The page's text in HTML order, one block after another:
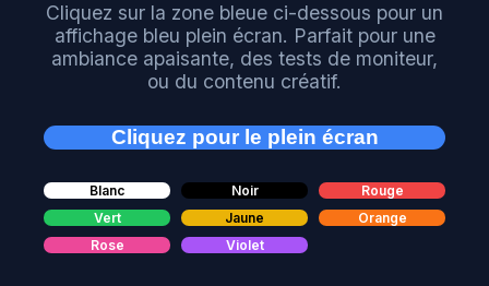
Cliquez sur la zone bleue ci-dessous pour un
affichage bleu plein écran. Parfait pour une
ambiance apaisante, des tests de moniteur,
ou du contenu créatif.
Cliquez pour le plein écran
Blanc Noir
Rouge
Vert
Jaune
Orange
Rose
Violet